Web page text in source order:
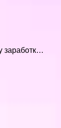
заработк…